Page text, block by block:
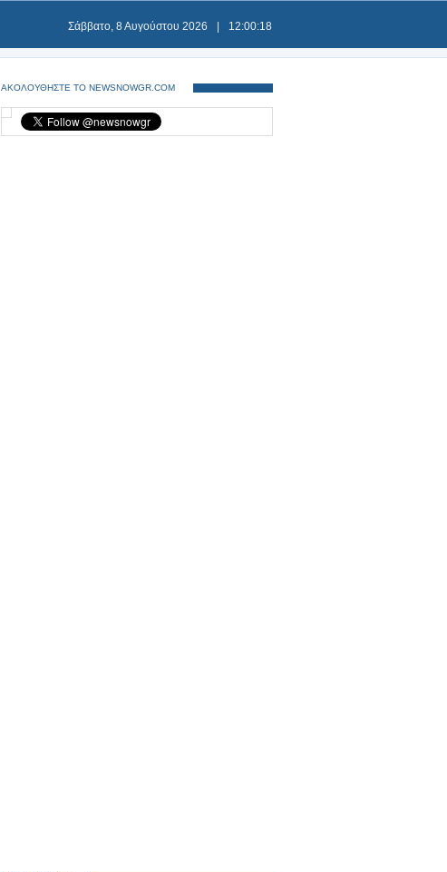
Σάββατο, 8 Αυγούστου 2026 12:00:18
ΑΚΟΛΟΥΘΗΣΤΕ ΤΟ NEWSNOWGR.COM